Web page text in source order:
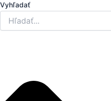
Vyhľadať